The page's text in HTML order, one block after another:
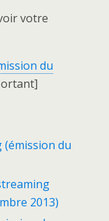
votre
du
(émission du
2013)